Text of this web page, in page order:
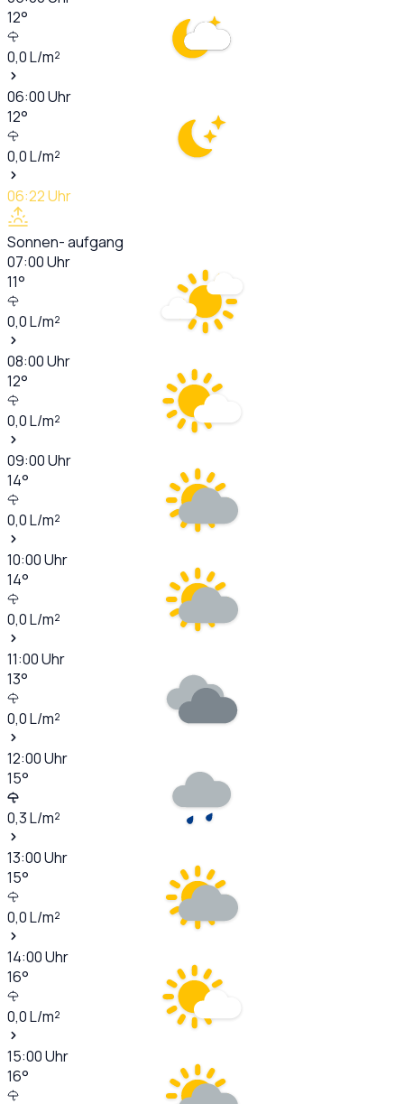
12°
0,0L/m²
06:00Uhr
12°
0,0L/m²
06:22Uhr
Sonnen- aufgang
07:00Uhr
11°
0,0L/m²
08:00Uhr
12°
0,0L/m²
09:00Uhr
14°
0,0L/m²
10:00Uhr
14°
0,0L/m²
11:00Uhr
13°
0,0L/m²
12:00Uhr
15°
0,3L/m²
13:00Uhr
15°
0,0L/m²
14:00Uhr
16°
0,0L/m²
15:00Uhr
16°